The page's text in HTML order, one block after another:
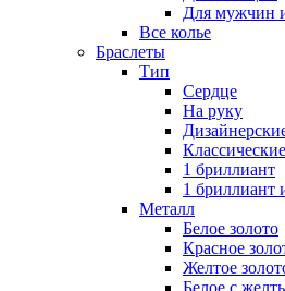
Для мужчин
Все колье
Браслеты
Тип
Сердце
На руку
Классические
1 бриллиант
1 бриллиант
Металл
Белое золото
Красное
Желтое
Белое с